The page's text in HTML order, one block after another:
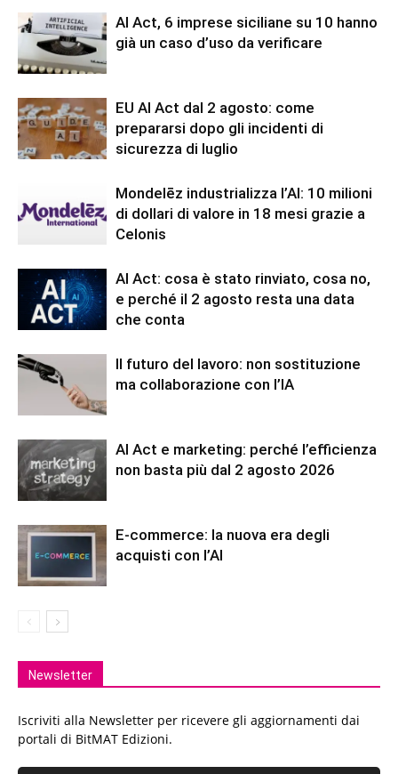
AI Act, 6 imprese siciliane su 10 hanno
già un caso d’uso da verificare
EU AI Act dal 2 agosto: come
prepararsi dopo gli incidenti di
sicurezza di luglio
Mondelēz industrializza l’AI: 10 milioni
di dollari di valore in 18 mesi grazie a
Celonis
AI Act: cosa è stato rinviato, cosa no,
e perché il 2 agosto resta una data
che conta
Il futuro del lavoro: non sostituzione
ma collaborazione con l’IA
AI Act e marketing: perché l’efficienza
non basta più dal 2 agosto 2026
E-commerce: la nuova era degli
acquisti con l’AI
Newsletter
Iscriviti alla Newsletter per ricevere gli aggiornamenti dai
portali di BitMAT Edizioni.